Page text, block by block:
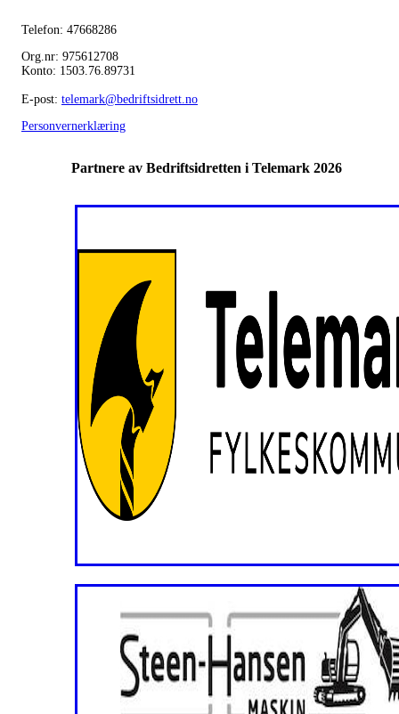
Telefon: 47668286
Org.nr: 975612708
Konto: 1503.76.89731
E-post: telemark@bedriftsidrett.no
Personvernerklæring
Partnere av Bedriftsidretten i Telemark 2026